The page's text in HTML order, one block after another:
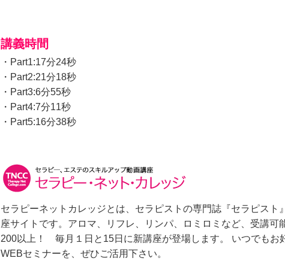
講義時間
・Part1:17分24秒
・Part2:21分18秒
・Part3:6分55秒
・Part4:7分11秒
・Part5:16分38秒
セラピーネットカレッジとは、セラピストの専門誌『セラピスト
座サイトです。アロマ、リフレ、リンパ、ロミロミなど、受講可
200以上！ 毎月１日と15日に新講座が登場します。 いつでもお
WEBセミナーを、ぜひご活用下さい。